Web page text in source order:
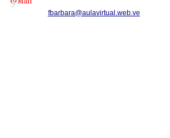
fbarbara@aulavirtual.web.ve